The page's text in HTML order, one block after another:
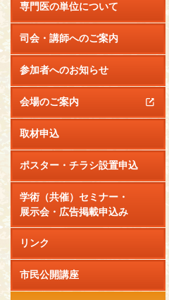
専門医の単位について
司会・講師へのご案内
参加者へのお知らせ
会場のご案内
取材申込
ポスター・チラシ設置申込
学術（共催）セミナー・
展示会・広告掲載申込み
リンク
市民公開講座